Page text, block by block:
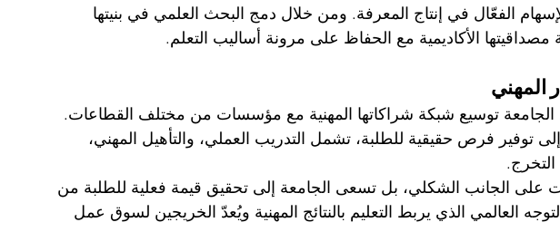
الفعّال في إنتاج المعرفة. ومن خلال دمج البحث العلمي في بنيتها
مصداقيتها الأكاديمية مع الحفاظ على مرونة أساليب التعلم.
المهني
الجامعة توسيع شبكة شراكاتها المهنية مع مؤسسات من مختلف القطاعات.
توفير فرص حقيقية للطلبة، تشمل التدريب العملي، والتأهيل المهني،
على الجانب الشكلي، بل تسعى الجامعة إلى تحقيق قيمة فعلية للطلبة من
العالمي الذي يربط التعليم بالنتائج المهنية ويُعدّ الخريجين لسوق عمل